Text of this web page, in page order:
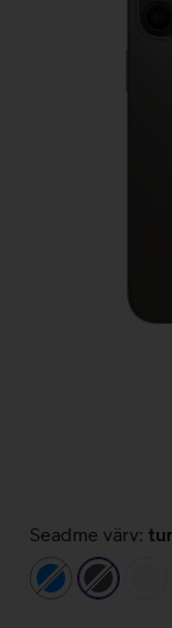
Seadme värv:
sininetumehall